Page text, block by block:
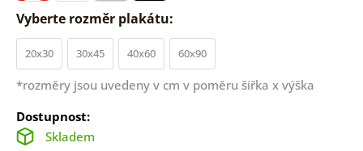
Vyberte rozměr plakátu:
20x30 30x45 40x60 60x90
*rozměry jsou uvedeny v cm v poměru šířka x výška
Dostupnost:
Skladem